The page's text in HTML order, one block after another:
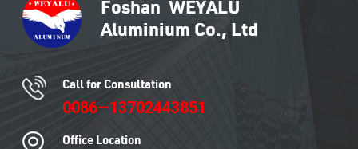
Call for Consultation
0086—13702443851
Office Location